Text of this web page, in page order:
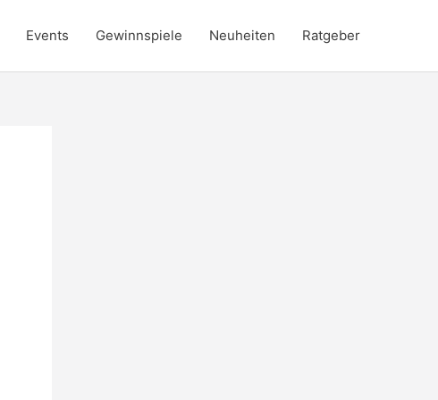
Events Gewinnspiele Neuheiten Ratgeber